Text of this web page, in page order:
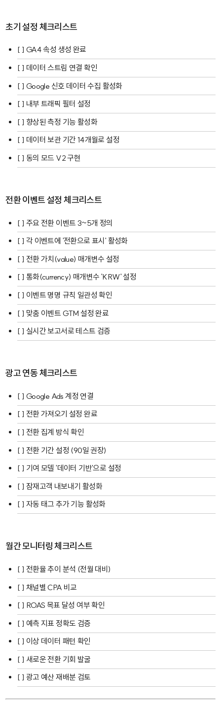
초기 설정 체크리스트
[ ] GA4 속성 생성 완료
[ ] 데이터 스트림 연결 확인
[ ] Google 신호 데이터 수집 활성화
[ ] 내부 트래픽 필터 설정
[ ] 향상된 측정 기능 활성화
[ ] 데이터 보관 기간 14개월로 설정
[ ] 동의 모드 V2 구현
전환 이벤트 설정 체크리스트
[ ] 주요 전환 이벤트 3~5개 정의
[ ] 각 이벤트에 '전환으로 표시' 활성화
[ ] 전환 가치(value) 매개변수 설정
[ ] 통화(currency) 매개변수 'KRW' 설정
[ ] 이벤트 명명 규칙 일관성 확인
[ ] 맞춤 이벤트 GTM 설정 완료
[ ] 실시간 보고서로 테스트 검증
광고 연동 체크리스트
[ ] Google Ads 계정 연결
[ ] 전환 가져오기 설정 완료
[ ] 전환 집계 방식 확인
[ ] 전환 기간 설정 (90일 권장)
[ ] 기여 모델 '데이터 기반'으로 설정
[ ] 잠재고객 내보내기 활성화
[ ] 자동 태그 추가 기능 활성화
월간 모니터링 체크리스트
[ ] 전환율 추이 분석 (전월 대비)
[ ] 채널별 CPA 비교
[ ] ROAS 목표 달성 여부 확인
[ ] 예측 지표 정확도 검증
[ ] 이상 데이터 패턴 확인
[ ] 새로운 전환 기회 발굴
[ ] 광고 예산 재배분 검토